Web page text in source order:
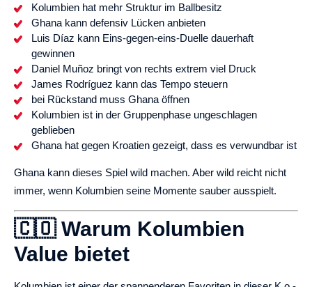
Kolumbien hat mehr Struktur im Ballbesitz
Ghana kann defensiv Lücken anbieten
Luis Díaz kann Eins-gegen-eins-Duelle dauerhaft
gewinnen
Daniel Muñoz bringt von rechts extrem viel Druck
James Rodríguez kann das Tempo steuern
bei Rückstand muss Ghana öffnen
Kolumbien ist in der Gruppenphase ungeschlagen
geblieben
Ghana hat gegen Kroatien gezeigt, dass es verwundbar ist
Ghana kann dieses Spiel wild machen. Aber wild reicht nicht
immer, wenn Kolumbien seine Momente sauber ausspielt.
🇨🇴 Warum Kolumbien
Value bietet